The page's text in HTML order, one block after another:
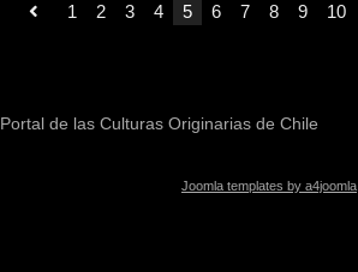
1 2 3 4 5 6 7 8 9 10
Portal de las Culturas Originarias de Chile
Joomla templates by a4joomla